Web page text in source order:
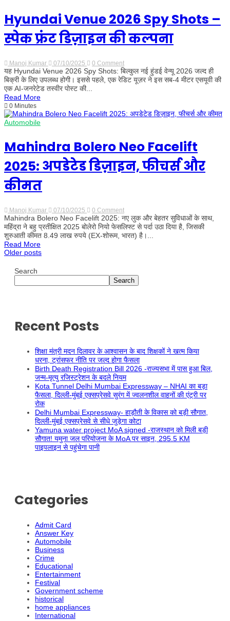
ADV
डेब्यू
Hyundai Venue 2026 Spy Shots –
स्पेक फ्रंट डिज़ाइन की कल्पना
Manoj Kumar 07/10/2025 0 Comment
Hyundai
Venue
2026
स्पेक
कल्पना
यह Hyundai Venue 2026 Spy Shots: बिल्कुल नई हुंडई वेन्यू 2026 जल्द ही
बिक्री के लिए उपलब्ध होगी। इससे पहले, एक रेडिट यूज़र ने इस सब-4 मीटर एसयूवी की
एक AI-जनरेटेड तस्वीर पोस्ट की...
Read More
0 Minutes
Automobile
Mahindra Bolero Neo Facelift
2025: अपडेटेड डिज़ाइन, फीचर्स और
कीमत
Manoj Kumar 07/10/2025 0 Comment
Mahindra
Bolero
Neo
Facelift
और
कीमत
Mahindra Bolero Neo Facelift 2025: नए लुक और बेहतर सुविधाओं के साथ,
महिंद्रा ने बहु प्रतीक्षित 2025 बोलेरो नियो फेसलिफ्ट से पर्दा उठा दिया है, जिसकी
शुरुआती कीमत 8.49 लाख रुपये (EX-शोरूम, भारत) है।...
Read More
Posts
navigation
Older posts
Search
Search
Recent Posts
शिक्षा मंत्री मदन दिलावर के आश्वासन के बाद शिक्षकों ने खत्म किया
धरना, ट्रांसफर नीति पर जल्द होगा फैसला
Birth Death Registration Bill 2026 -राज्यसभा में पास हुआ बिल,
जन्म-मृत्यु रजिस्ट्रेशन के बदले नियम
Kota Tunnel Delhi Mumbai Expressway – NHAI का बड़ा
फैसला, दिल्ली-मुंबई एक्सप्रेसवे सुरंग में ज्वलनशील वाहनों की एंट्री पर
रोक
Delhi Mumbai Expressway- हाड़ौती के विकास को बड़ी सौगात,
दिल्ली-मुंबई एक्सप्रेसवे से सीधे जुड़ेगा कोटा
Yamuna water project MoA signed -राजस्थान को मिली बड़ी
सौगात! यमुना जल परियोजना के MoA पर साइन, 295.5 KM
पाइपलाइन से पहुंचेगा पानी
Categories
Admit Card
Answer Key
Automobile
Business
Crime
Educational
Entertainment
Festival
Government scheme
historical
home appliances
International